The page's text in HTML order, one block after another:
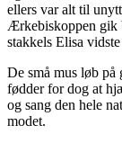
ellers var alt til
Ærkebiskoppen gik
stakkels Elisa
De små mus løb
fødder for dog at
og sang den hele
modet.